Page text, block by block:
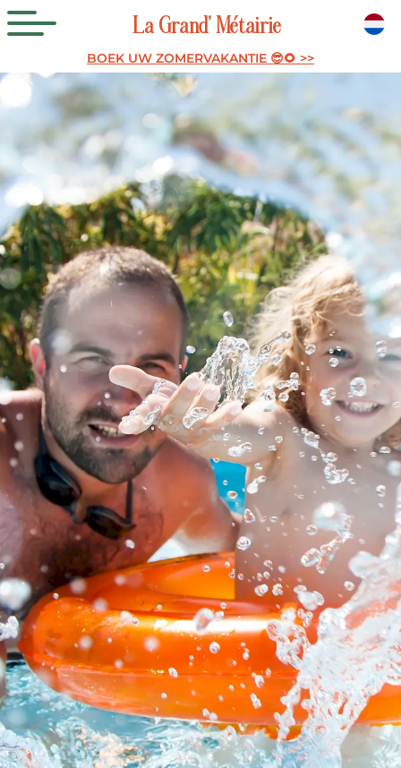
BOEK UW ZOMERVAKANTIE 😎🌻 >>
LaGrand’Métairie